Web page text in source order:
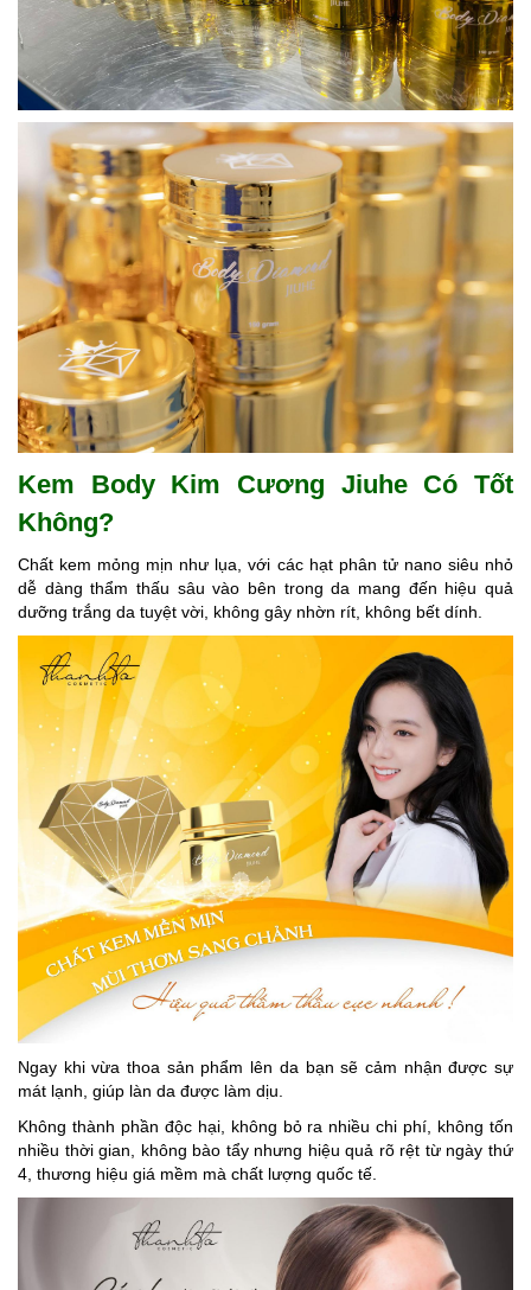
Kem Body Kim Cương Jiuhe Có Tốt
Không?
Chất kem mỏng mịn như lụa, với các hạt phân tử nano siêu nhỏ
dễ dàng thẩm thấu sâu vào bên trong da mang đến hiệu quả
dưỡng trắng da tuyệt vời, không gây nhờn rít, không bết dính.
Ngay khi vừa thoa sản phẩm lên da bạn sẽ cảm nhận được sự
mát lạnh, giúp làn da được làm dịu.
Không thành phần độc hại, không bỏ ra nhiều chi phí, không tốn
nhiều thời gian, không bào tẩy nhưng hiệu quả rõ rệt từ ngày thứ
4, thương hiệu giá mềm mà chất lượng quốc tế.